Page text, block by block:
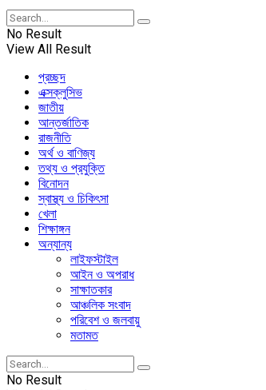
No Result
View All Result
প্রচ্ছদ
এক্সক্লুসিভ
জাতীয়
আন্তর্জাতিক
রাজনীতি
অর্থ ও বাণিজ্য
তথ্য ও প্রযুক্তি
বিনোদন
স্বাস্থ্য ও চিকিৎসা
খেলা
শিক্ষাঙ্গন
অন্যান্য
লাইফস্টাইল
আইন ও অপরাধ
সাক্ষাতকার
আঞ্চলিক সংবাদ
পরিবেশ ও জলবায়ু
মতামত
No Result